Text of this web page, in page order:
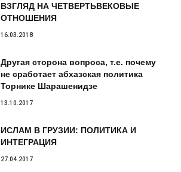
ВЗГЛЯД НА ЧЕТВЕРТЬВЕКОВЫЕ
ОТНОШЕНИЯ
16.03.2018
Другая сторона вопроса, т.е. почему
не сработает абхазская политика
Торнике Шарашенидзе
13.10.2017
ИСЛАМ В ГРУЗИИ: ПОЛИТИКА И
ИНТЕГРАЦИЯ
27.04.2017